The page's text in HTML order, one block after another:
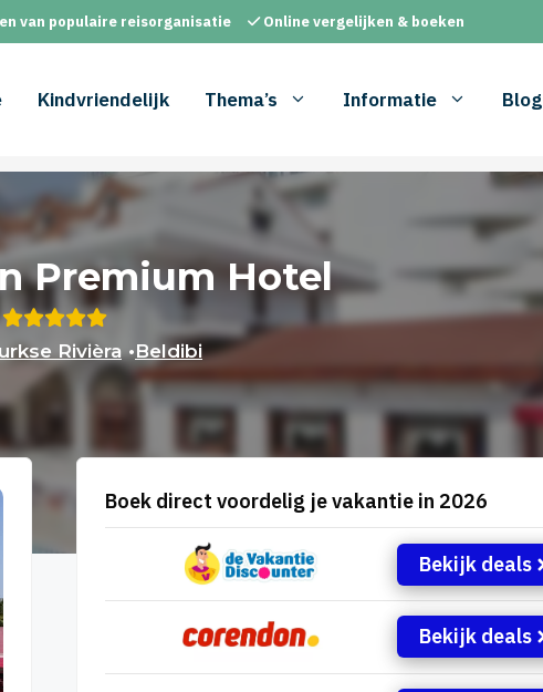
van populaire reisorganisatie Online vergelijken & boeken
Kindvriendelijk Thema’s Informatie Blog
Premium Hotel
Rivièra •Beldibi
Boek direct voordelig je vakantie in 2026
Bekijk deals
Bekijk deals